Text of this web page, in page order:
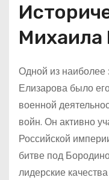
Михаила
Одной из
Елизарова было
военной
войн. Он активно
Российской
битве под
лидерские